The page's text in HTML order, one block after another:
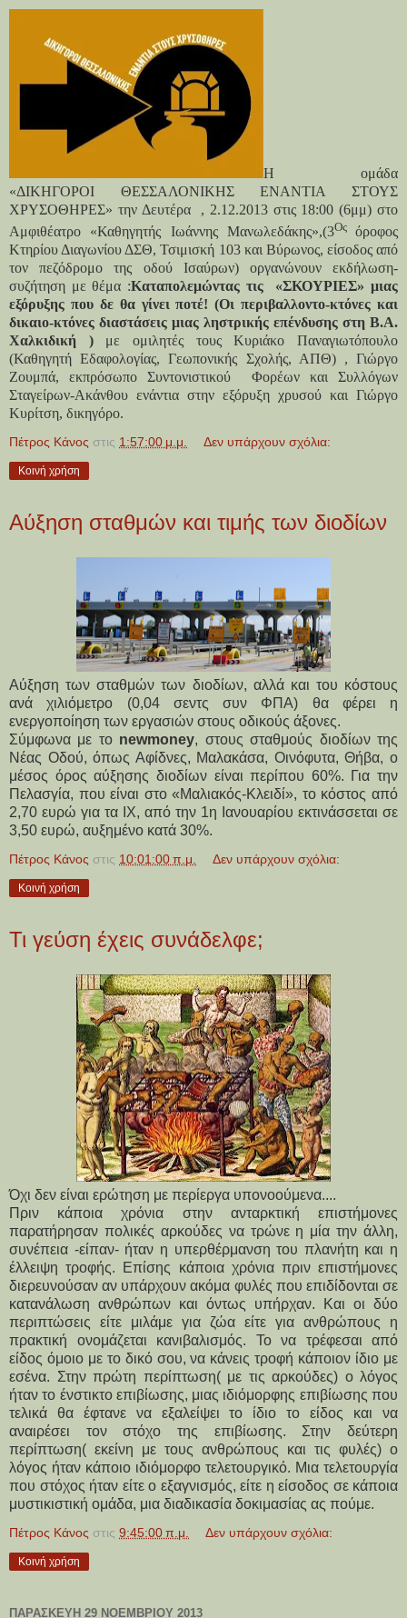
Η ομάδα
«ΔΙΚΗΓΟΡΟΙ ΘΕΣΣΑΛΟΝΙΚΗΣ ΕΝΑΝΤΙΑ ΣΤΟΥΣ
ΧΡΥΣΟΘΗΡΕΣ» την Δευτέρα , 2.12.2013 στις 18:00 (6μμ) στο
Αμφιθέατρο «Καθηγητής Ιωάννης Μανωλεδάκης»,(3Ος όροφος
Κτηρίου Διαγωνίου ΔΣΘ, Τσιμισκή 103 και Βύρωνος, είσοδος από
τον πεζόδρομο της οδού Ισαύρων) οργανώνουν εκδήλωση-
συζήτηση με θέμα :Καταπολεμώντας τις «ΣΚΟΥΡΙΕΣ» μιας
εξόρυξης που δε θα γίνει ποτέ! (Οι περιβαλλοντο-κτόνες και
δικαιο-κτόνες διαστάσεις μιας ληστρικής επένδυσης στη Β.Α.
Χαλκιδική )με ομιλητές τους Κυριάκο Παναγιωτόπουλο
(Καθηγητή Εδαφολογίας, Γεωπονικής Σχολής, ΑΠΘ) , Γιώργο
Ζουμπά, εκπρόσωπο Συντονιστικού
Φορέων και Συλλόγων
Σταγείρων-Ακάνθου ενάντια στην εξόρυξη χρυσού και Γιώργο
Κυρίτση, δικηγόρο.
Πέτρος Κάνος στις 1:57:00 μ.μ. Δεν υπάρχουν σχόλια:
Κοινή χρήση
Αύξηση σταθμών και τιμής των διοδίων
Αύξηση των σταθμών των διοδίων, αλλά και του κόστους
ανά χιλιόμετρο (0,04 σεντς συν ΦΠΑ) θα φέρει η
ενεργοποίηση των εργασιών στους οδικούς άξονες.
Σύμφωνα με το newmoney, στους σταθμούς διοδίων της
Νέας Οδού, όπως Αφίδνες, Μαλακάσα, Οινόφυτα, Θήβα, ο
μέσος όρος αύξησης διοδίων είναι περίπου 60%. Για την
Πελασγία, που είναι στο «Μαλιακός-Κλειδί», το κόστος από
2,70 ευρώ για τα ΙΧ, από την 1η Ιανουαρίου εκτινάσσεται σε
3,50 ευρώ, αυξημένο κατά 30%.
Πέτρος Κάνος στις 10:01:00 π.μ. Δεν υπάρχουν σχόλια:
Κοινή χρήση
Τι γεύση έχεις συνάδελφε;
Όχι δεν είναι ερώτηση με περίεργα υπονοούμενα....
Πριν κάποια χρόνια στην ανταρκτική επιστήμονες
παρατήρησαν πολικές αρκούδες να τρώνε η μία την άλλη,
συνέπεια -είπαν- ήταν η υπερθέρμανση του πλανήτη και η
έλλειψη τροφής. Επίσης κάποια χρόνια πριν επιστήμονες
διερευνούσαν αν υπάρχουν ακόμα φυλές που επιδίδονται σε
κατανάλωση ανθρώπων και όντως υπήρχαν. Και οι δύο
περιπτώσεις είτε μιλάμε για ζώα είτε για ανθρώπους η
πρακτική ονομάζεται κανιβαλισμός. Το να τρέφεσαι από
είδος όμοιο με το δικό σου, να κάνεις τροφή κάποιον ίδιο με
εσένα. Στην πρώτη περίπτωση( με τις αρκούδες) ο λόγος
ήταν το ένστικτο επιβίωσης, μιας ιδιόμορφης επιβίωσης που
τελικά θα έφτανε να εξαλείψει το ίδιο το είδος και να
αναιρέσει τον στόχο της επιβίωσης. Στην δεύτερη
περίπτωση( εκείνη με τους ανθρώπους και τις φυλές) ο
λόγος ήταν κάποιο ιδιόμορφο τελετουργικό. Μια τελετουργία
που στόχος ήταν είτε ο εξαγνισμός, είτε η είσοδος σε κάποια
μυστικιστική ομάδα, μια διαδικασία δοκιμασίας ας πούμε.
Πέτρος Κάνος στις 9:45:00 π.μ. Δεν υπάρχουν σχόλια:
Κοινή χρήση
ΠΑΡΑΣΚΕΥΉ 29 ΝΟΕΜΒΡΊΟΥ 2013